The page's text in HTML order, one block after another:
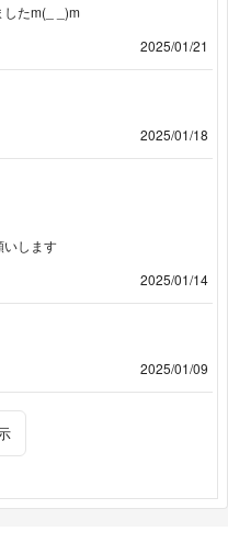
したm(_ _)m
2025/01/21
2025/01/18
いします
2025/01/14
2025/01/09